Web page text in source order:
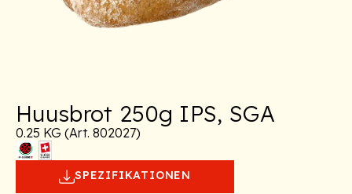
Huusbrot 250g IPS, SGA
0.25 KG (Art. 802027)
SPEZIFIKATIONEN